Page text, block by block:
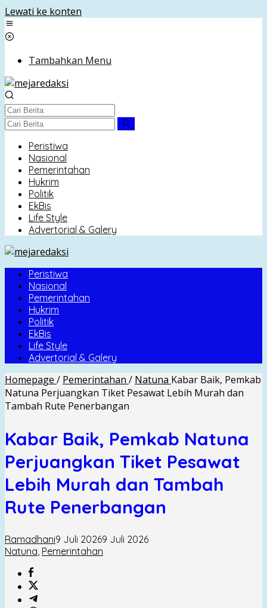
Lewati ke konten
Tambahkan Menu
Peristiwa
Nasional
Pemerintahan
Hukrim
Politik
EkBis
Life Style
Advertorial & Galery
Peristiwa
Nasional
Pemerintahan
Hukrim
Politik
EkBis
Life Style
Advertorial & Galery
Homepage / Pemerintahan / Natuna Kabar Baik, Pemkab
Natuna Perjuangkan Tiket Pesawat Lebih Murah dan
Tambah Rute Penerbangan
Kabar Baik, Pemkab Natuna
Perjuangkan Tiket Pesawat
Lebih Murah dan Tambah
Rute Penerbangan
Ramadhani9 Juli 20269 Juli 2026
Natuna Pemerintahan